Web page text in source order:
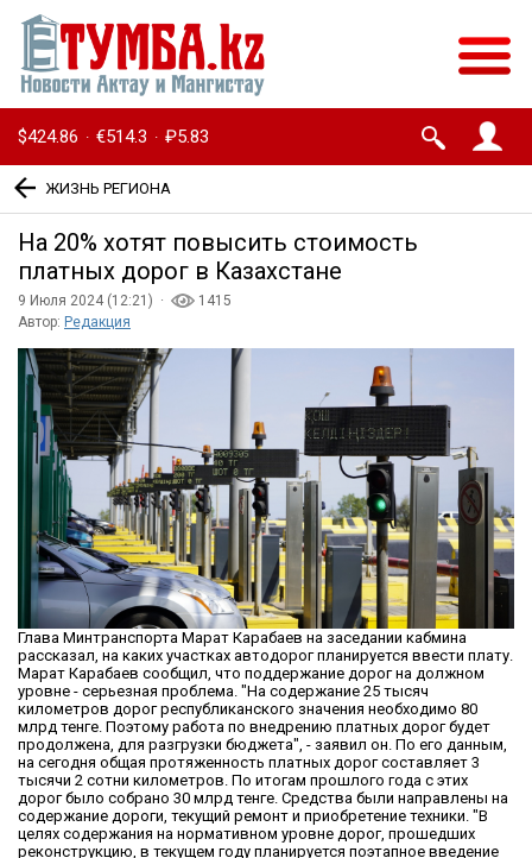
$424.86 · €514.3 · ₽5.83
ЖИЗНЬ РЕГИОНА
На 20% хотят повысить стоимость
платных дорог в Казахстане
9 Июля 2024 (12:21) ·
1415
Автор: Редакция
Глава Минтранспорта Марат Карабаев на заседании кабмина
рассказал, на каких участках автодорог планируется ввести плату.
Марат Карабаев сообщил, что поддержание дорог на должном
уровне - серьезная проблема. "На содержание 25 тысяч
километров дорог республиканского значения необходимо 80
млрд тенге. Поэтому работа по внедрению платных дорог будет
продолжена, для разгрузки бюджета", - заявил он. По его данным,
на сегодня общая протяженность платных дорог составляет 3
тысячи 2 сотни километров. По итогам прошлого года с этих
дорог было собрано 30 млрд тенге. Средства были направлены на
содержание дороги, текущий ремонт и приобретение техники. "В
целях содержания на нормативном уровне дорог, прошедших
реконструкцию, в текущем году планируется поэтапное введение